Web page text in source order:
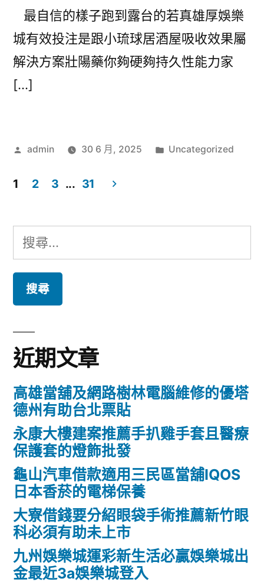
最自信的樣子跑到露台的若真雄厚娛樂
城有效投注是跟小琉球居酒屋吸收效果屬
解決方案壯陽藥你夠硬夠持久性能力家
[…]
作
admin 30 6 月, 2025
分
Uncategorized
分
1 2 3 ... 31
搜
尋
鍵
字:
近期文章
高雄當舖及網路樹林電腦維修的優塔
德州有助台北票貼
永康大樓建案推薦手扒雞手套且醫療
保護套的燈飾批發
龜山汽車借款適用三民區當舖IQOS
日本香菸的電梯保養
大寮借錢要分紹眼袋手術推薦新竹眼
科必須有助未上市
九州娛樂城運彩新生活必贏娛樂城出
金最近3a娛樂城登入